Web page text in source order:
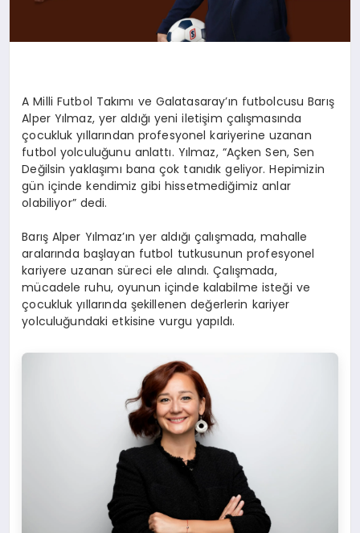
A Milli Futbol Takımı ve Galatasaray’ın futbolcusu Barış
Alper Yılmaz, yer aldığı yeni iletişim çalışmasında
çocukluk yıllarından profesyonel kariyerine uzanan
futbol yolculuğunu anlattı. Yılmaz, “Açken Sen, Sen
Değilsin yaklaşımı bana çok tanıdık geliyor. Hepimizin
gün içinde kendimiz gibi hissetmediğimiz anlar
olabiliyor” dedi.
Barış Alper Yılmaz’ın yer aldığı çalışmada, mahalle
aralarında başlayan futbol tutkusunun profesyonel
kariyere uzanan süreci ele alındı. Çalışmada,
mücadele ruhu, oyunun içinde kalabilme isteği ve
çocukluk yıllarında şekillenen değerlerin kariyer
yolculuğundaki etkisine vurgu yapıldı.